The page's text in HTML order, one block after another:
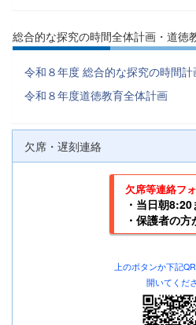
総合的な探究の時間全体計画・道徳
令和８年度 総合的な探究の時間計
令和８年度道徳教育全体計画
欠席・遅刻連絡
欠席等連絡フ
・当日朝8:20
・保護者の方
上のボタンか下記
開いてくだ